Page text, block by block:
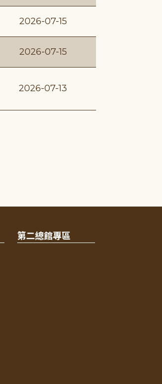
2026-07-15
2026-07-15
2026-07-13
第二總館專區